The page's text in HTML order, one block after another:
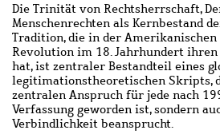
Die Trinität von Rechtsherrschaft,
Menschenrechten als Kernbestand
Tradition, die in der Amerikanischen
Revolution im 18. Jahrhundert
hat, ist zentraler Bestandteil eines
legitimationstheoretischen Skripts,
zentralen Anspruch für jede nach
Verfassung geworden ist, sondern
Verbindlichkeit beansprucht.